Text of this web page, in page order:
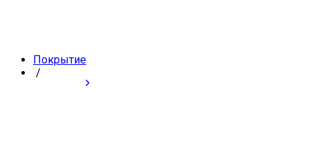
Покрытие
/